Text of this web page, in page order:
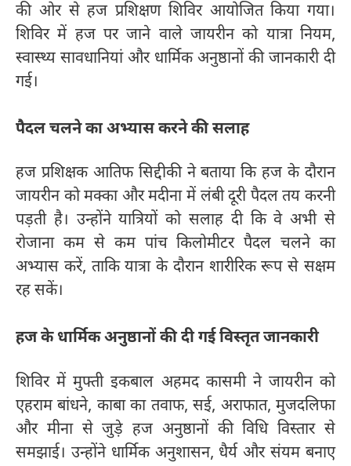
की ओर से हज प्रशिक्षण शिविर आयोजित किया गया।
शिविर में हज पर जाने वाले जायरीन को यात्रा नियम,
स्वास्थ्य सावधानियां और धार्मिक अनुष्ठानों की जानकारी दी
गई।
पैदल चलने का अभ्यास करने की सलाह
हज प्रशिक्षक आतिफ सिद्दीकी ने बताया कि हज के दौरान
जायरीन को मक्का और मदीना में लंबी दूरी पैदल तय करनी
पड़ती है। उन्होंने यात्रियों को सलाह दी कि वे अभी से
रोजाना कम से कम पांच किलोमीटर पैदल चलने का
अभ्यास करें, ताकि यात्रा के दौरान शारीरिक रूप से सक्षम
रह सकें।
हज के धार्मिक अनुष्ठानों की दी गई विस्तृत जानकारी
शिविर में मुफ्ती इकबाल अहमद कासमी ने जायरीन को
एहराम बांधने, काबा का तवाफ, सई, अराफात, मुजदलिफा
और मीना से जुड़े हज अनुष्ठानों की विधि विस्तार से
समझाई। उन्होंने धार्मिक अनुशासन, धैर्य और संयम बनाए